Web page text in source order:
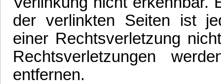
der verlinkten Seiten ist
einer Rechtsverletzung
Rechtsverletzungen
entfernen.